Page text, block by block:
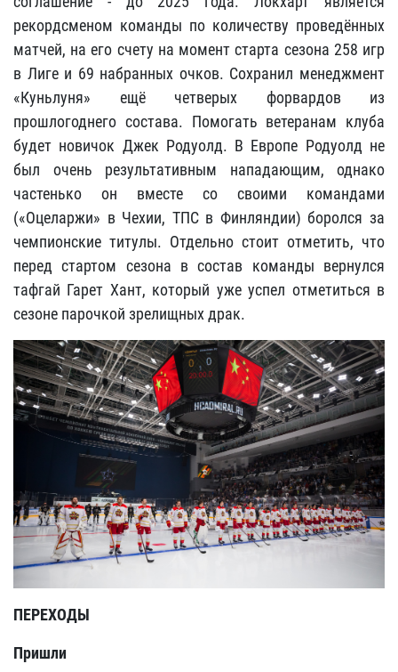
рекордсменом команды по количеству проведённых
матчей, на его счету на момент старта сезона 258 игр
в Лиге и 69 набранных очков. Сохранил менеджмент
«Куньлуня» ещё четверых форвардов из
прошлогоднего состава. Помогать ветеранам клуба
будет новичок Джек Родуолд. В Европе Родуолд не
был очень результативным нападающим, однако
частенько он вместе со своими командами
(«Оцеларжи» в Чехии, ТПС в Финляндии) боролся за
чемпионские титулы. Отдельно стоит отметить, что
перед стартом сезона в состав команды вернулся
тафгай Гарет Хант, который уже успел отметиться в
сезоне парочкой зрелищных драк.
ПЕРЕХОДЫ
Пришли